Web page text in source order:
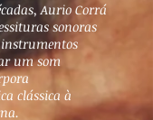
Aurio Corrá
sonoras
instrumentos
um som
clássica à